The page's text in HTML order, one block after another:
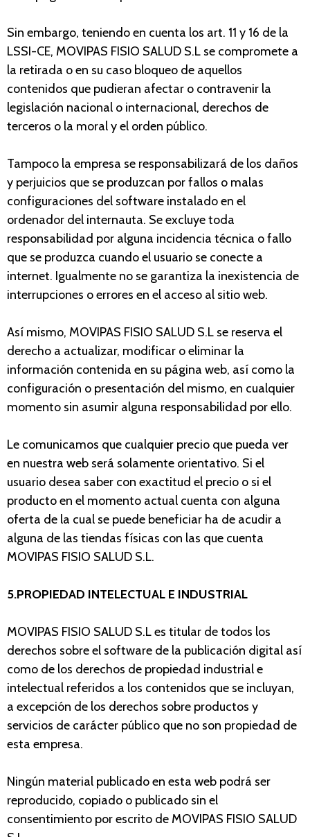
Sin embargo, teniendo en cuenta los art. 11 y 16 de la
LSSI-CE, MOVIPAS FISIO SALUD S.L se compromete a
la retirada o en su caso bloqueo de aquellos
contenidos que pudieran afectar o contravenir la
legislación nacional o internacional, derechos de
terceros o la moral y el orden público.
Tampoco la empresa se responsabilizará de los daños
y perjuicios que se produzcan por fallos o malas
configuraciones del software instalado en el
ordenador del internauta. Se excluye toda
responsabilidad por alguna incidencia técnica o fallo
que se produzca cuando el usuario se conecte a
internet. Igualmente no se garantiza la inexistencia de
interrupciones o errores en el acceso al sitio web.
Así mismo, MOVIPAS FISIO SALUD S.L se reserva el
derecho a actualizar, modificar o eliminar la
información contenida en su página web, así como la
configuración o presentación del mismo, en cualquier
momento sin asumir alguna responsabilidad por ello.
Le comunicamos que cualquier precio que pueda ver
en nuestra web será solamente orientativo. Si el
usuario desea saber con exactitud el precio o si el
producto en el momento actual cuenta con alguna
oferta de la cual se puede beneficiar ha de acudir a
alguna de las tiendas físicas con las que cuenta
MOVIPAS FISIO SALUD S.L.
5.PROPIEDAD INTELECTUAL E INDUSTRIAL
MOVIPAS FISIO SALUD S.Les titular de todos los
derechos sobre el software de la publicación digital así
como de los derechos de propiedad industrial e
intelectual referidos a los contenidos que se incluyan,
a excepción de los derechos sobre productos y
servicios de carácter público que no son propiedad de
esta empresa.
Ningún material publicado en esta web podrá ser
reproducido, copiado o publicado sin el
consentimiento por escrito de MOVIPAS FISIO SALUD